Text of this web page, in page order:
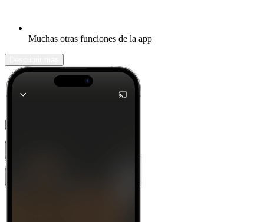
Muchas otras funciones de la app